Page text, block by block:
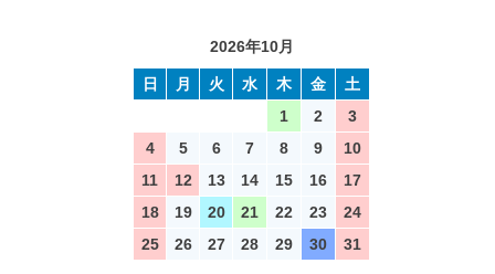
2026年10月
日 月 火 水 木 金
土
1
2
3
4
5 6 7 8 9
10
11
12 13 14 15 16
17
18
19 20 21 22 23
24
25
26 27 28 29 30 31